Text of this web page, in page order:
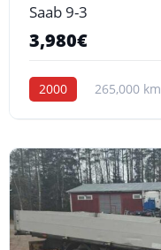
Saab 9-3
3,980€
2000 265,000 km